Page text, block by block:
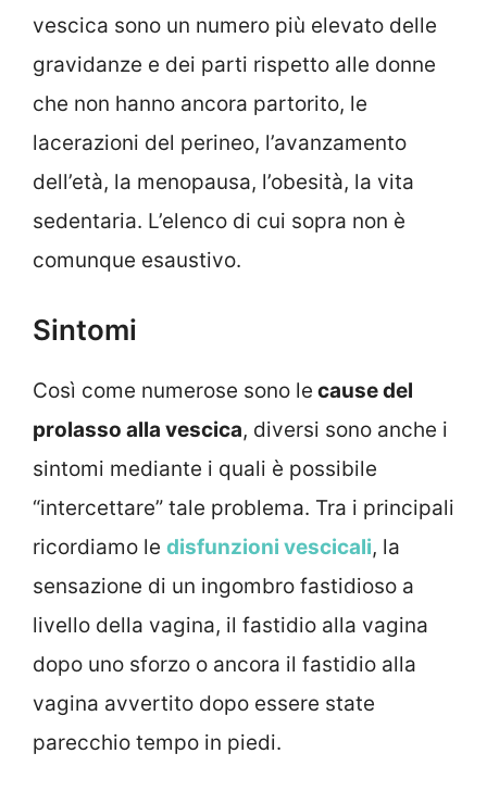
vescica sono un numero più elevato delle
gravidanze e dei parti rispetto alle donne
che non hanno ancora partorito, le
lacerazioni del perineo, l’avanzamento
dell’età, la menopausa, l’obesità, la vita
sedentaria. L’elenco di cui sopra non è
comunque esaustivo.
Sintomi
Così come numerose sono le cause del
prolasso alla vescica, diversi sono anche i
sintomi mediante i quali è possibile
“intercettare” tale problema. Tra i principali
ricordiamo le disfunzioni vescicali, la
sensazione di un ingombro fastidioso a
livello della vagina, il fastidio alla vagina
dopo uno sforzo o ancora il fastidio alla
vagina avvertito dopo essere state
parecchio tempo in piedi.